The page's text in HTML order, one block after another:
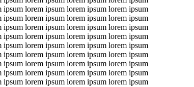
lorem ipsum lorem ipsum lorem ipsum
lorem ipsum lorem ipsum lorem ipsum
lorem ipsum lorem ipsum lorem ipsum
lorem ipsum lorem ipsum lorem ipsum
lorem ipsum lorem ipsum lorem ipsum
lorem ipsum lorem ipsum lorem ipsum
lorem ipsum lorem ipsum lorem ipsum
lorem ipsum lorem ipsum lorem ipsum
lorem ipsum lorem ipsum lorem ipsum